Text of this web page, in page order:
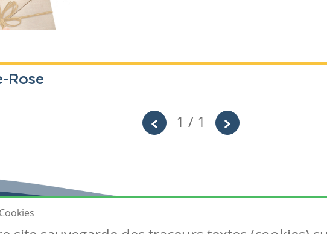
Rose
Après avoir écouté la lecture de "Oscar
1 / 1